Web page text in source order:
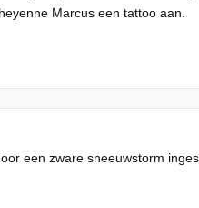
Marcus een tattoo aan.
een zware sneeuwstorm